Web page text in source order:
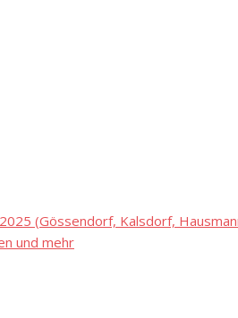
(Gössendorf, Kalsdorf,
und mehr